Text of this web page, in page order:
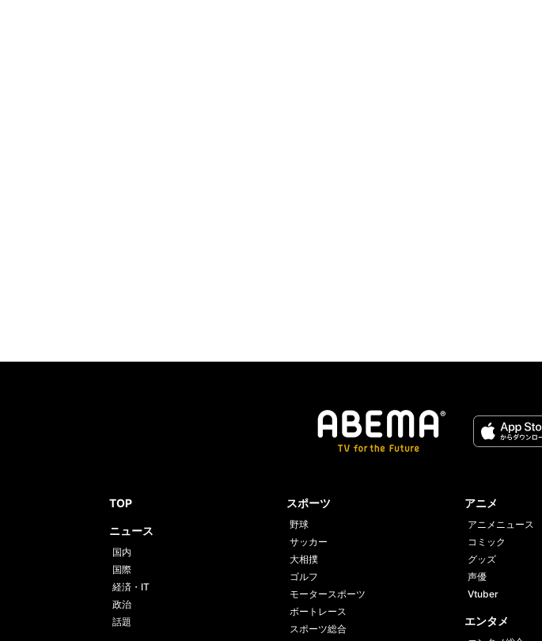
TOP
ニュース
国内
国際
経済・IT
政治
話題
スポーツ
野球
サッカー
大相撲
ゴルフ
モータースポーツ
ボートレース
スポーツ総合
アニメ
アニメニュース
コミック
グッズ
声優
Vtuber
エンタメ